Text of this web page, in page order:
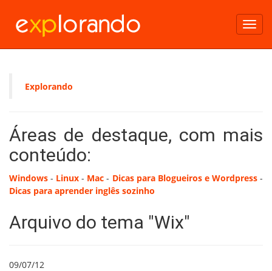
Explorando
Áreas de destaque, com mais
conteúdo:
Windows - Linux - Mac - Dicas para Blogueiros e Wordpress-
Dicas para aprender inglês sozinho
Arquivo do tema "Wix"
09/07/12